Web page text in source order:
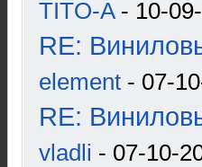
TITO-A- 10-
RE:
element - 07-
RE:
vladli - 07-10-